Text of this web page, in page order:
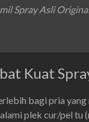
Spray Asli
Kuat
bagi pria
plek cur/pel tu